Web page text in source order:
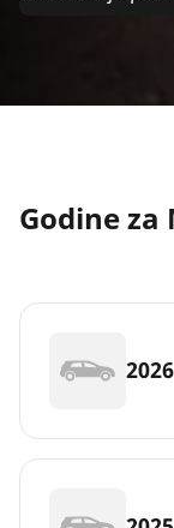
Godine za
2026